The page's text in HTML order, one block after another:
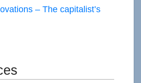
– The capitalist’s